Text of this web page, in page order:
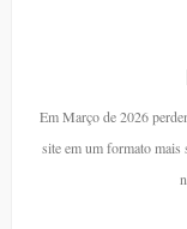
Em Março de 2026
site em um formato mais